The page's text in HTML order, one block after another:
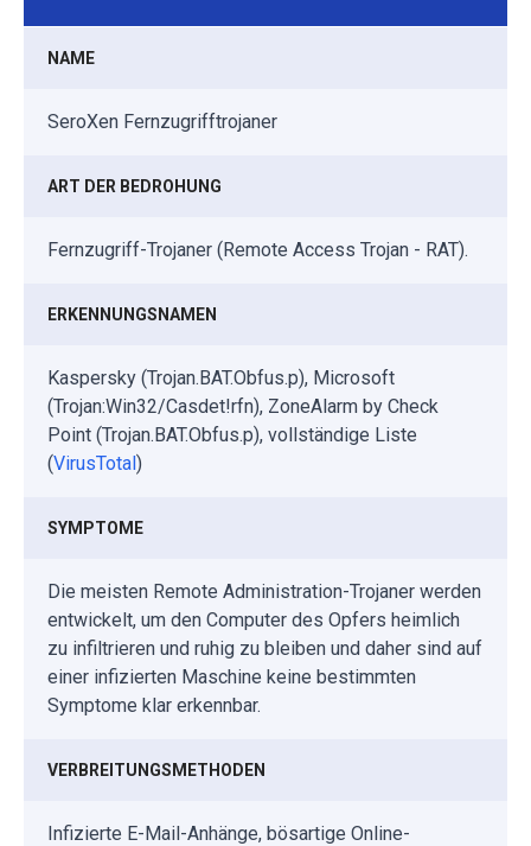
NAME
SeroXen Fernzugrifftrojaner
ART DER BEDROHUNG
Fernzugriff-Trojaner (Remote Access Trojan - RAT).
ERKENNUNGSNAMEN
Kaspersky (Trojan.BAT.Obfus.p), Microsoft
(Trojan:Win32/Casdet!rfn), ZoneAlarm by Check
Point (Trojan.BAT.Obfus.p), vollständige Liste
(VirusTotal )
SYMPTOME
Die meisten Remote Administration-Trojaner werden
entwickelt, um den Computer des Opfers heimlich
zu infiltrieren und ruhig zu bleiben und daher sind auf
einer infizierten Maschine keine bestimmten
Symptome klar erkennbar.
VERBREITUNGSMETHODEN
Infizierte E-Mail-Anhänge, bösartige Online-